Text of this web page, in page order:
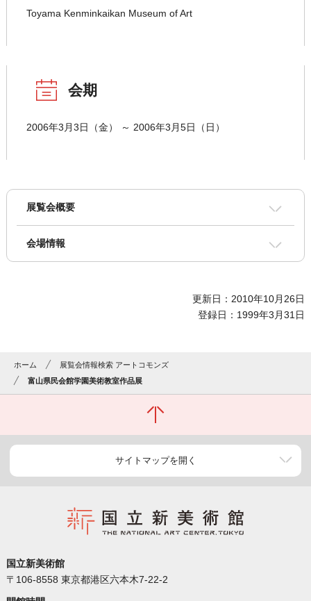
Toyama Kenminkaikan Museum of Art
会期
2006年3月3日（金） ～ 2006年3月5日（日）
展覧会概要
会場情報
更新日：2010年10月26日
登録日：1999年3月31日
ホーム
展覧会情報検索 アートコモンズ
富山県民会館学園美術教室作品展
サイトマップを開く
国立新美術館
〒106-8558 東京都港区六本木7-22-2